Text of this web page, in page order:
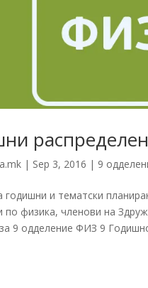
| Sep 3, 2016 | 9
годишни и тематски
по физика, членови на
9 одделение ФИЗ 9